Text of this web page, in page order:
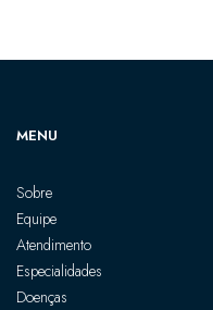
MENU
Sobre
Equipe
Atendimento
Especialidades
Doenças